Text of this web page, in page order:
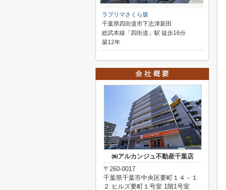
ラプリマさくら坂
千葉県四街道市下志津新田
総武本線「四街道」駅 徒歩16分
築12年
㈱アルカンジュ不動産千葉店
〒260-0017
千葉県千葉市中央区要町１４－１
２ ヒルズ要町１号室 1階1号室